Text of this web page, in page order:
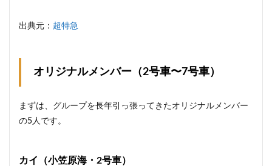
出典元： 超特急
オリジナルメンバー（2号車〜7号車）
まずは、グループを長年引っ張ってきたオリジナルメンバー
の5人です。
カイ（小笠原海・2号車）